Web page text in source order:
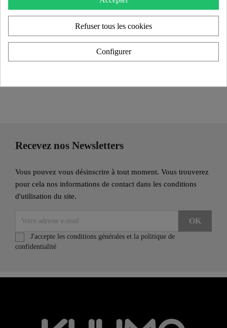
Recevez nos Newsletters
Vous pouvez vous désinscrire à tout moment. Vous trouverez
pour cela nos informations de contact dans les conditions
d'utilisation du site.
J'accepte les conditions générales et la politique de
confidentialité
Refuser tous les cookies
Configurer